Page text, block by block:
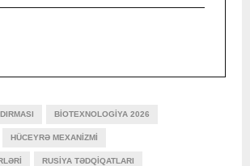
BIOTEXNOLOGIYA 2026
HÜCEYRƏ MEXANIZMI
RUSIYA TƏDQIQATLARI